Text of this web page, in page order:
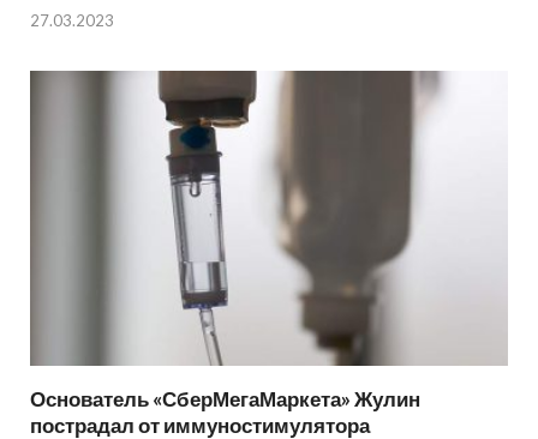
27.03.2023
Основатель «СберМегаМаркета» Жулин
пострадал от иммуностимулятора